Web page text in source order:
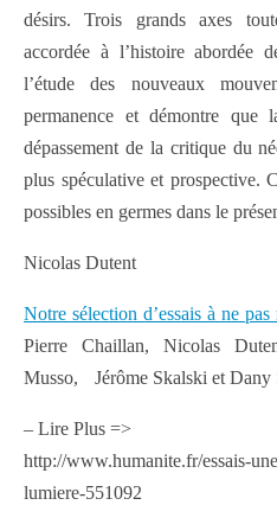
désirs. Trois grands axes
accordée à l’histoire abordée
l’étude des nouveaux
permanence et démontre
dépassement de la critique du
plus spéculative et prospective.
possibles en germes dans le
Nicolas Dutent
Notre sélection d’essais à ne pas
Pierre Chaillan, Nicolas
Musso, Jérôme Skalski et Dany
– Lire Plus =>
http://www.humanite.fr/essais-
lumiere-551092